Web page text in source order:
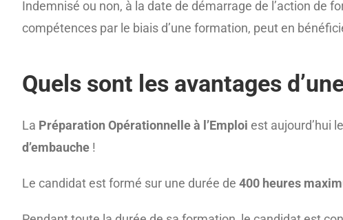
Indemnisé ou non, à la date de démarrage de l’action de
compétences par le biais d’une formation, peut en
Quels sont les avantages
La Préparation Opérationnelle à l’Emploi est aujourd’hui
d’embauche!
Le candidat est formé sur une durée de 400 heures